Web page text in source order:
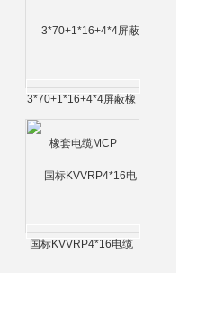
3*70+1*16+4*4屏蔽橡
国标KVVRP4*16电缆